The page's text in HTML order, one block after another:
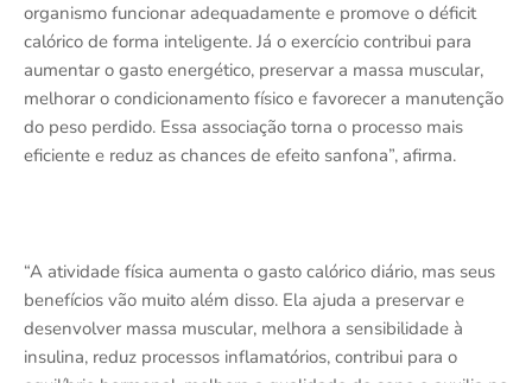
organismo funcionar adequadamente e promove o déficit
calórico de forma inteligente. Já o exercício contribui para
aumentar o gasto energético, preservar a massa muscular,
melhorar o condicionamento físico e favorecer a manutenção
do peso perdido. Essa associação torna o processo mais
eficiente e reduz as chances de efeito sanfona”, afirma.
“A atividade física aumenta o gasto calórico diário, mas seus
benefícios vão muito além disso. Ela ajuda a preservar e
desenvolver massa muscular, melhora a sensibilidade à
insulina, reduz processos inflamatórios, contribui para o